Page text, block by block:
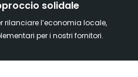
solidale
rilanciare l’economia locale,
per i nostri fornitori.